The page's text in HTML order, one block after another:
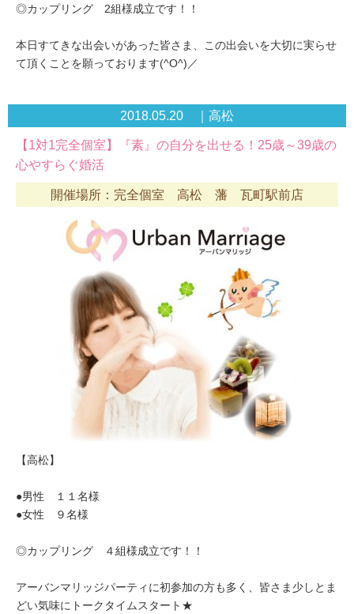
◎カップリング 2組様成立です！！
本日すてきな出会いがあった皆さま、この出会いを大切に実らせ
て頂くことを願っております(^O^)／
2018.05.20 ｜高松
【1対1完全個室】『素』の自分を出せる！25歳～39歳の
心やすらぐ婚活
開催場所：完全個室 高松 藩 瓦町駅前店
【高松】
●男性 １１名様
●女性 ９名様
◎カップリング ４組様成立です！！
アーバンマリッジパーティに初参加の方も多く、皆さま少しとま
どい気味にトークタイムスタート★